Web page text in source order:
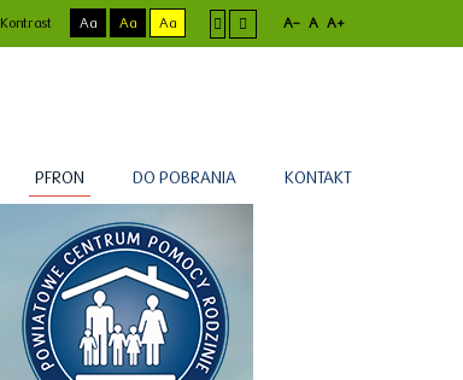
Kontrast Aa Aa Aa A- A A+
PFRON DO POBRANIA KONTAKT